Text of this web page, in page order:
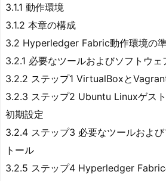
3.1.1 動作環境
3.1.2 本章の構成
3.2 Hyperledger Fabric動作環境の
3.2.1 必要なツールおよびソフトウェ
3.2.2 ステップ1 VirtualBoxと
3.2.3 ステップ2 Ubuntu Linuxゲス
初期設定
3.2.4 ステップ3 必要なツールおよ
トール
3.2.5 ステップ4 Hyperledger